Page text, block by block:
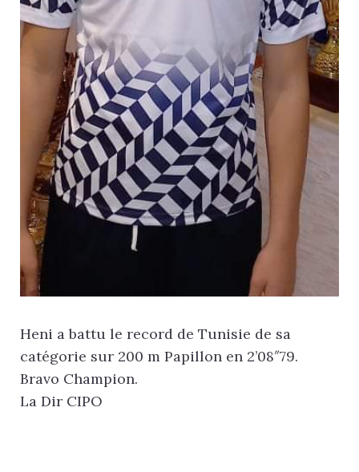
Heni a battu le record de Tunisie de sa
catégorie sur 200 m Papillon en 2’08″79.
Bravo Champion.
La Dir CIPO